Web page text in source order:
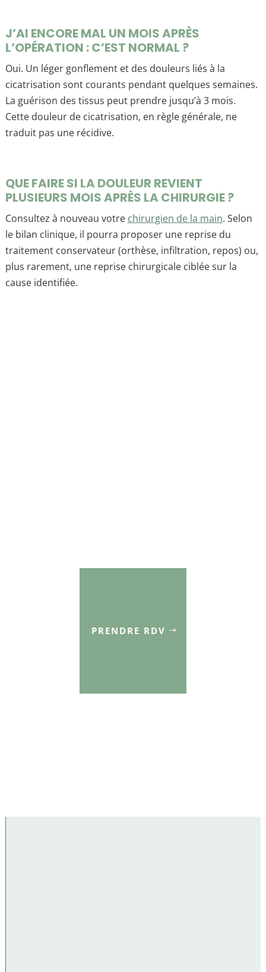
J’AI ENCORE MAL UN MOIS APRÈS
L’OPÉRATION : C’EST NORMAL ?
Oui. Un léger gonflement et des douleurs liés à la
cicatrisation sont courants pendant quelques semaines.
La guérison des tissus peut prendre jusqu’à 3 mois.
Cette douleur de cicatrisation, en règle générale, ne
traduit pas une récidive.
QUE FAIRE SI LA DOULEUR REVIENT
PLUSIEURS MOIS APRÈS LA CHIRURGIE ?
Consultez à nouveau votre chirurgien de la main. Selon
le bilan clinique, il pourra proposer une reprise du
traitement conservateur (orthèse, infiltration, repos) ou,
plus rarement, une reprise chirurgicale ciblée sur la
cause identifiée.
PRENDRE RDV